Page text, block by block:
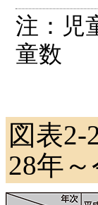
注：児
童数
図表
28年～